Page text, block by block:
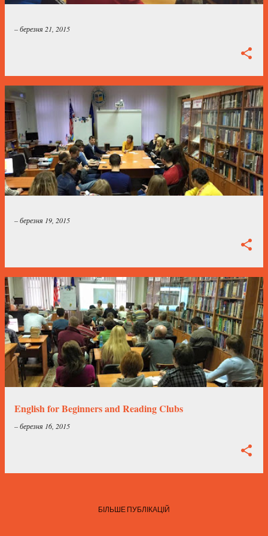
–березня 21, 2015
–березня 19, 2015
English for Beginners and Reading Clubs
–березня 16, 2015
БІЛЬШЕ ПУБЛІКАЦІЙ